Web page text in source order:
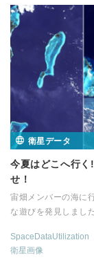
衛星データ
今夏はどこへ行
せ！
宙畑メンバーの海に
な遊びを発見しました
SpaceDataUtilization
衛星画像